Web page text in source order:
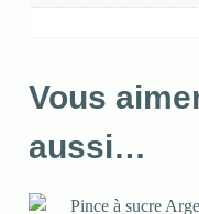
Vous
aussi…